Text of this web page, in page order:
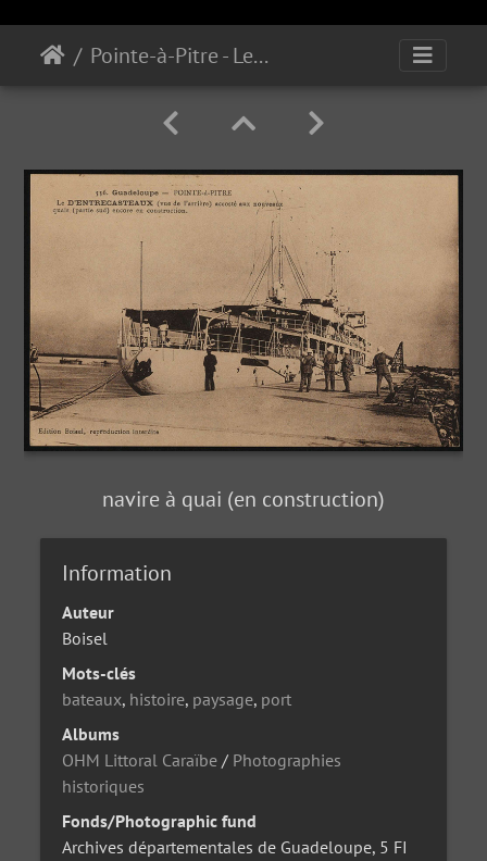
Pointe-à-Pitre - Le D'Entrecasteaux (vue de l'arrière) accosté aux nouveaux quais (partie sud) encore en construction
navire à quai (en construction)
Information
Auteur
Boisel
Mots-clés
bateaux, histoire, paysage, port
Albums
OHM Littoral Caraïbe / Photographies
historiques
Fonds/Photographic fund
Archives départementales de Guadeloupe, 5 FI